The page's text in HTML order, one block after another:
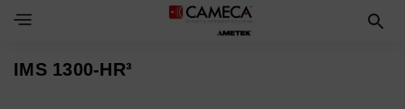
Toggle Navigation Menu
IMS 1300-HR³